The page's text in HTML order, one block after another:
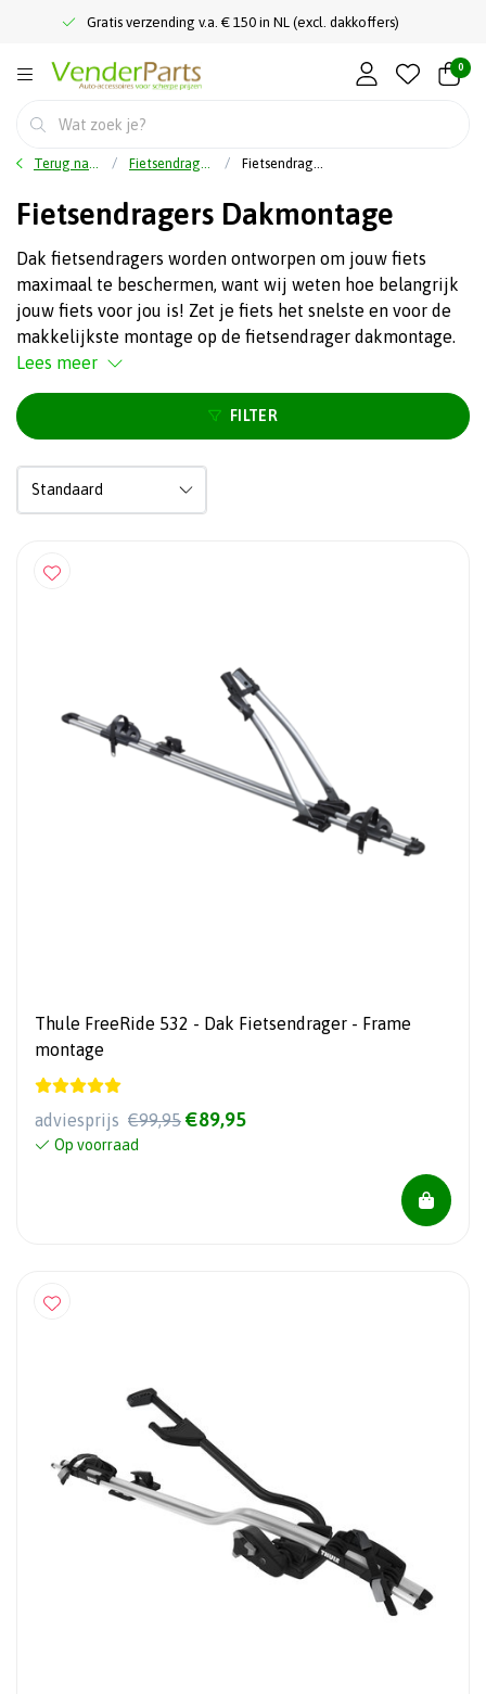
Gratis verzending v.a. € 150 in NL (excl. dakkoffers)
0
Terug naar home Fietsendragers Fietsendragers Dakmontage
Fietsendragers Dakmontage
Dak fietsendragers worden ontworpen om jouw fiets
maximaal te beschermen, want wij weten hoe belangrijk
jouw fiets voor jou is! Zet je fiets het snelste en voor de
makkelijkste montage op de fietsendrager dakmontage.
Lees meer
FILTER
Thule FreeRide 532 - Dak Fietsendrager - Frame
montage
adviesprijs €99,95 €89,95
Op voorraad